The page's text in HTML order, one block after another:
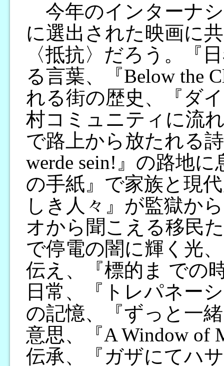
今年のインターナ
に選出された映画に
〈抵抗〉だろう。『
る言葉、『Below the
れる街の歴史、『ダ
村コミュニティに流
で路上から放たれる
werde sein!』の路地
の手紙』で家族と現
しき人々』が監獄か
オから聞こえる移民
で停電の闇に輝く光
伝え、『標的ま での
日常、『トレパネー
の記憶、『ずっと一
意思、『A Window of
伝承、『ガザにてハ